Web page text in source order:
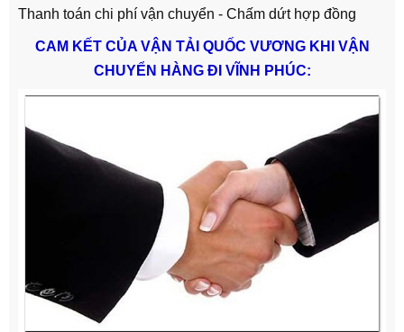
Thanh toán chi phí vận chuyển - Chấm dứt hợp đồng
CAM KẾT CỦA VẬN TẢI QUỐC VƯƠNG KHI VẬN
CHUYỂN HÀNG ĐI VĨNH PHÚC: